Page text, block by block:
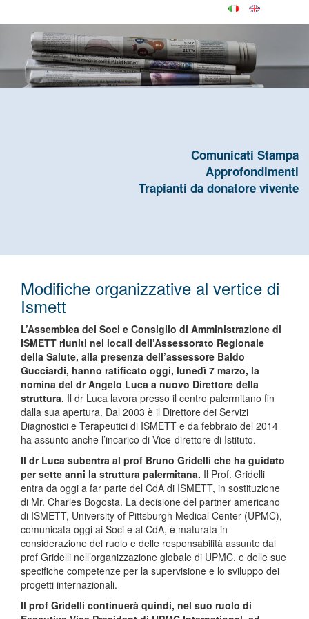
Comunicati Stampa
Approfondimenti
Trapianti da donatore vivente
Modifiche organizzative al vertice di
Ismett
L’Assemblea dei Soci e Consiglio di Amministrazione di
ISMETT riuniti nei locali dell’Assessorato Regionale
della Salute, alla presenza dell’assessore Baldo
Gucciardi, hanno ratificato oggi, lunedì 7 marzo, la
nomina del dr Angelo Luca a nuovo Direttore della
struttura. Il dr Luca lavora presso il centro palermitano fin
dalla sua apertura. Dal 2003 è il Direttore dei Servizi
Diagnostici e Terapeutici di ISMETT e da febbraio del 2014
ha assunto anche l’incarico di Vice-direttore di Istituto.
Il dr Luca subentra al prof Bruno Gridelli che ha guidato
per sette anni la struttura palermitana. Il Prof. Gridelli
entra da oggi a far parte del CdA di ISMETT, in sostituzione
di Mr. Charles Bogosta. La decisione del partner americano
di ISMETT, University of Pittsburgh Medical Center (UPMC),
comunicata oggi ai Soci e al CdA, è maturata in
considerazione del ruolo e delle responsabilità assunte dal
prof Gridelli nell’organizzazione globale di UPMC, e delle sue
specifiche competenze per la supervisione e lo sviluppo dei
progetti internazionali.
Il prof Gridelli continuerà quindi, nel suo ruolo di